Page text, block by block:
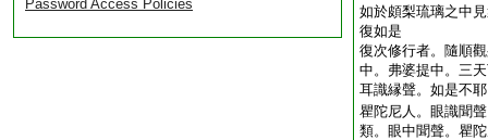
Password Access Policies
如於頗梨琉璃之中
復如是
復次修行者。隨順
中。弗婆提中。三
耳識縁聲。如是不
瞿陀尼人。眼識聞
類。眼中聞聲。瞿